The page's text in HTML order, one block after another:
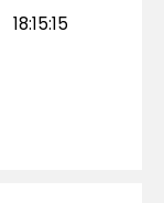
18:15:15